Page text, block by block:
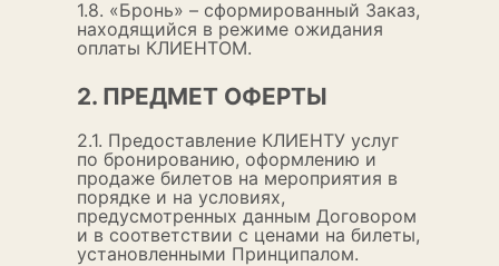
1.8. «Бронь» – сформированный Заказ,
находящийся в режиме ожидания
оплаты КЛИЕНТОМ.
2. ПРЕДМЕТ ОФЕРТЫ
2.1. Предоставление КЛИЕНТУ услуг
по бронированию, оформлению и
продаже билетов на мероприятия в
порядке и на условиях,
предусмотренных данным Договором
и в соответствии с ценами на билеты,
установленными Принципалом.